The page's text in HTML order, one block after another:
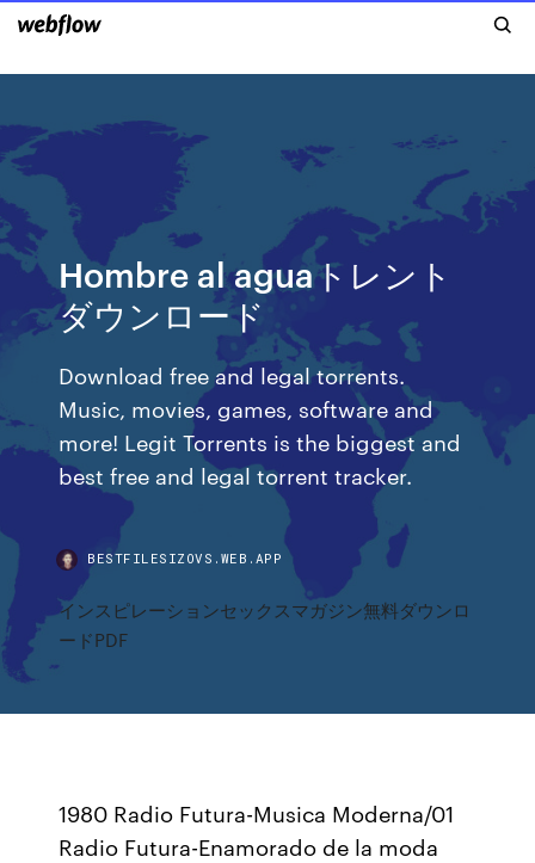
Hombre al aguaトレント
ダウンロード
Download free and legal torrents.
Music, movies, games, software and
more! Legit Torrents is the biggest and
best free and legal torrent tracker.
BESTFILESIZOVS.WEB.APP
インスピレーションセックスマガジン無料ダウンロ
ードPDF
1980 Radio Futura-Musica Moderna/01
Radio Futura-Enamorado de la moda